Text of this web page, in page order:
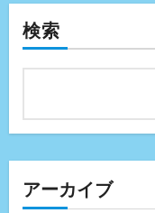
検索
アーカイブ